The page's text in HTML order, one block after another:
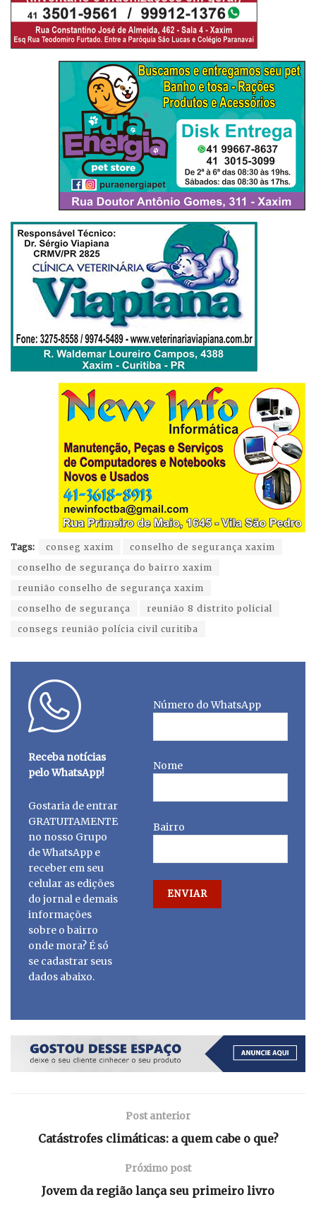
Tags: conseg xaxim
conselho de segurança xaxim
conselho de segurança do bairro xaxim
reunião conselho de segurança xaxim
conselho de segurança
reunião 8 distrito policial
consegs reunião polícia civil curitiba
Receba notícias
pelo WhatsApp!
Gostaria de entrar
GRATUITAMENTE
no nosso Grupo
de WhatsApp e
receber em seu
celular as edições
do jornal e demais
informações
sobre o bairro
onde mora? É só
se cadastrar seus
dados abaixo.
Número do WhatsApp
Nome
Bairro
Post anterior
Catástrofes climáticas: a quem cabe o que?
Próximo post
Jovem da região lança seu primeiro livro